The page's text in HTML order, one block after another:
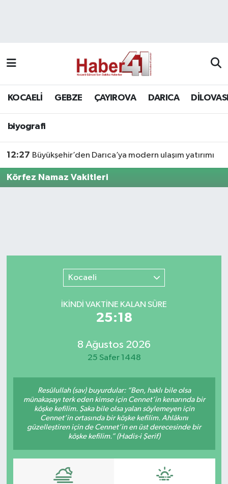
KOCAELİ GEBZE ÇAYIROVA DARICA
biyografi
12:27 Büyükşehir’den Darıca’ya modern ulaşım yatırımı
Körfez Namaz Vakitleri
Kocaeli
İKINDI VAKTİNE KALAN SÜRE
25:18
8 Ağustos 2026
25 Safer 1448
Resûlullah (sav) buyurdular: “Ben, haklı bile olsa
münakaşayı terk eden kimse için Cennet’in kenarında bir
köşke kefilim. Şaka bile olsa yalan söylemeyen için
Cennet’in ortasında bir köşke kefilim. Ahlâkını
güzelleştiren için de Cennet’in en üst derecesinde bir
köşke kefilim.” (Hadis-i Şerif)
SPOR
Bilim, Teknoloji
ÇAYIROVA
DARICA
DİLOVASI
KÖRFEZ
Hava Durumu
Namaz Vakitleri
Trafik Durumu
Süper Lig Puan Durumu ve Fikstür
Tüm Manşetler